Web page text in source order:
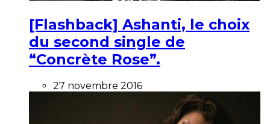
[Flashback] Ashanti, le choix
du second single de
“Concrète Rose”.
27 novembre 2016